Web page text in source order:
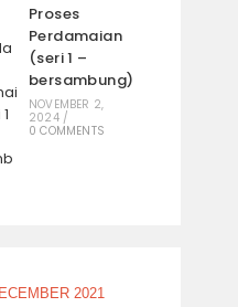
Proses
Perdamaian
(seri 1 –
bersambung)
NOVEMBER 2,
2024 /
0 COMMENTS
2021